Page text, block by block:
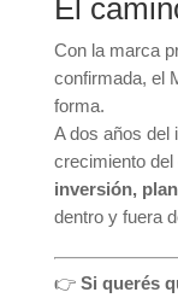
El
Con la marca
confirmada, el
forma.
A dos años del
crecimiento
inversión,
dentro y fuera
👉 Si querés